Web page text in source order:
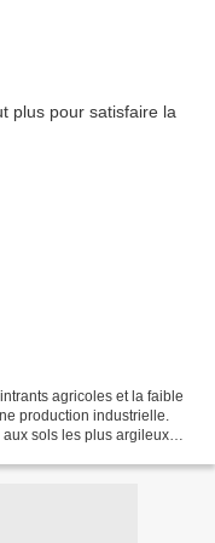
agricoles et la faible
production industrielle.
sols les plus argileux